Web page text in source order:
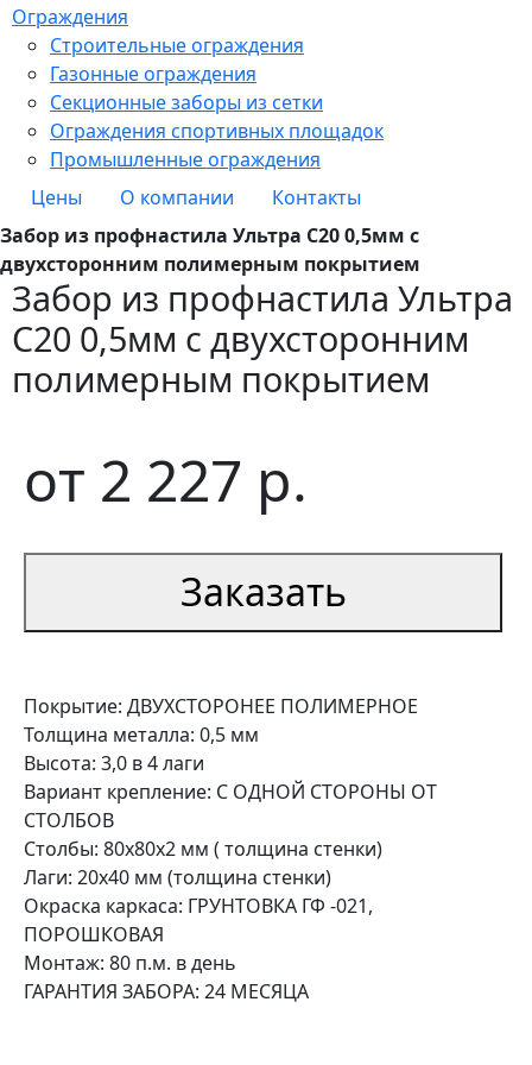
Ограждения
Строительные ограждения
Газонные ограждения
Секционные заборы из сетки
Ограждения спортивных площадок
Промышленные ограждения
Цены
О компании
Контакты
Забор из профнастила Ультра С20 0,5мм с
двухсторонним полимерным покрытием
Забор из профнастила Ультра
С20 0,5мм с двухсторонним
полимерным покрытием
от 2 227 р.
Заказать
Покрытие: ДВУХСТОРОНЕЕ ПОЛИМЕРНОЕ
Толщина металла: 0,5 мм
Высота: 3,0 в 4 лаги
Вариант крепление: С ОДНОЙ СТОРОНЫ ОТ
СТОЛБОВ
Столбы: 80х80х2 мм ( толщина стенки)
Лаги: 20х40 мм (толщина стенки)
Окраска каркаса: ГРУНТОВКА ГФ -021,
ПОРОШКОВАЯ
Монтаж: 80 п.м. в день
ГАРАНТИЯ ЗАБОРА: 24 МЕСЯЦА